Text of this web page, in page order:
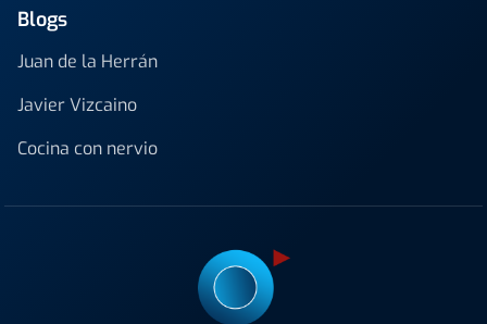
Blogs
Juan de la Herrán
Javier Vizcaino
Cocina con nervio